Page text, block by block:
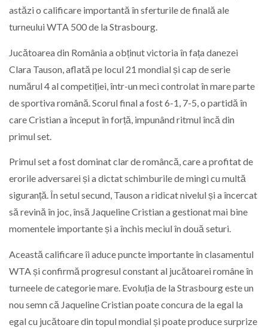
astăzi o calificare importantă în sferturile de finală ale
turneului WTA 500 de la Strasbourg.
Jucătoarea din România a obținut victoria în fața danezei
Clara Tauson, aflată pe locul 21 mondial și cap de serie
numărul 4 al competiției, într-un meci controlat în mare parte
de sportiva română. Scorul final a fost 6-1, 7-5, o partidă în
care Cristian a început în forță, impunând ritmul încă din
primul set.
Primul set a fost dominat clar de româncă, care a profitat de
erorile adversarei și a dictat schimburile de mingi cu multă
siguranță. În setul secund, Tauson a ridicat nivelul și a încercat
să revină în joc, însă Jaqueline Cristian a gestionat mai bine
momentele importante și a închis meciul în două seturi.
Această calificare îi aduce puncte importante în clasamentul
WTA și confirmă progresul constant al jucătoarei române în
turneele de categorie mare. Evoluția de la Strasbourg este un
nou semn că Jaqueline Cristian poate concura de la egal la
egal cu jucătoare din topul mondial și poate produce surprize